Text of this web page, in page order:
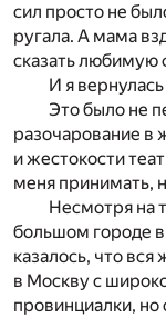
сил просто не
ругала. А мама
сказать любимую
И я
Это было не
разочарование в
и жестокости
меня принимать,
Несмотря на
большом городе в
казалось, что
в Москву с
провинциалки, но